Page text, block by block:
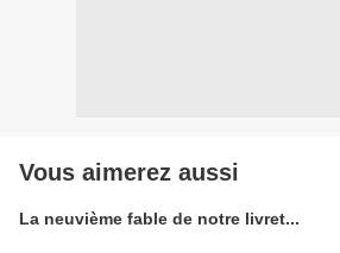
Vous aimerez aussi
La neuvième fable de notre livret...